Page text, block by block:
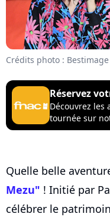
Crédits photo : Bestimage
Réservez
Découvrez les
tournée sur
Quelle belle
Mezu" ! Initié par
célébrer le